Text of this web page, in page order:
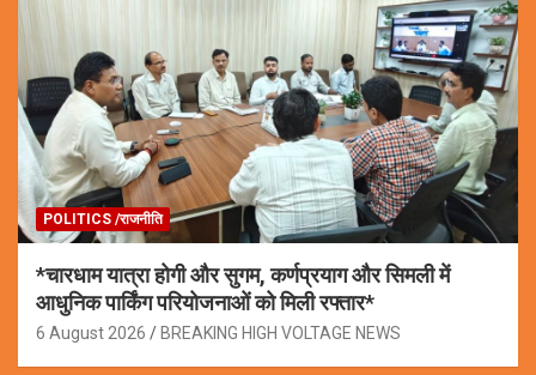
POLITICS /राजनीति
*चारधाम यात्रा होगी और सुगम, कर्णप्रयाग और सिमली में
आधुनिक पार्किंग परियोजनाओं को मिली रफ्तार*
6 August 2026 BREAKING HIGH VOLTAGE NEWS